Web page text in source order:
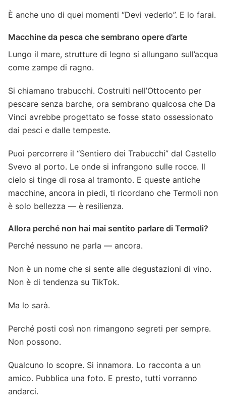
È anche uno di quei momenti “Devi vederlo”. E lo farai.
Macchine da pesca che sembrano opere d’arte
Lungo il mare, strutture di legno si allungano sull’acqua
come zampe di ragno.
Si chiamano trabucchi. Costruiti nell’Ottocento per
pescare senza barche, ora sembrano qualcosa che Da
Vinci avrebbe progettato se fosse stato ossessionato
dai pesci e dalle tempeste.
Puoi percorrere il “Sentiero dei Trabucchi” dal Castello
Svevo al porto. Le onde si infrangono sulle rocce. Il
cielo si tinge di rosa al tramonto. E queste antiche
macchine, ancora in piedi, ti ricordano che Termoli non
è solo bellezza — è resilienza.
Allora perché non hai mai sentito parlare di Termoli?
Perché nessuno ne parla — ancora.
Non è un nome che si sente alle degustazioni di vino.
Non è di tendenza su TikTok.
Ma lo sarà.
Perché posti così non rimangono segreti per sempre.
Non possono.
Qualcuno lo scopre. Si innamora. Lo racconta a un
amico. Pubblica una foto. E presto, tutti vorranno
andarci.